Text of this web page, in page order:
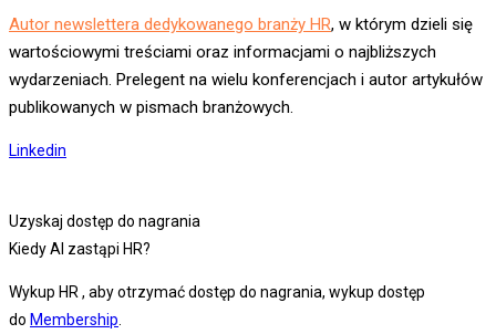
Autor newslettera dedykowanego branży HR, w którym dzieli się
wartościowymi treściami oraz informacjami o najbliższych
wydarzeniach. Prelegent na wielu konferencjach i autor artykułów
publikowanych w pismach branżowych.
Linkedin
Uzyskaj dostęp do nagrania
Kiedy AI zastąpi HR?
Wykup HR , aby otrzymać dostęp do nagrania, wykup dostęp
do Membership